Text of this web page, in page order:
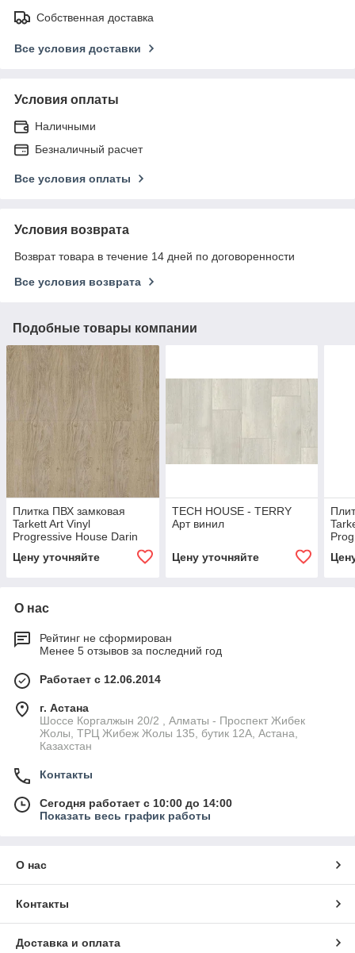
Собственная доставка
Все условия доставки
Условия оплаты
Наличными
Безналичный расчет
Все условия оплаты
Условия возврата
Возврат товара в течение 14 дней по договоренности
Все условия возврата
Подобные товары компании
Плитка ПВХ замковая
Tarkett Art Vinyl
Progressive House Darin
Цену уточняйте
TECH HOUSE - TERRY
Арт винил
Цену уточняйте
О нас
Рейтинг не сформирован
Менее 5 отзывов за последний год
Работает с 12.06.2014
г. Астана
Шоссе Коргалжын 20/2 , Алматы - Проспект Жибек
Жолы, ТРЦ Жибеж Жолы 135, бутик 12А, Астана,
Казахстан
Контакты
Сегодня работает с 10:00 до 14:00
Показать весь график работы
О нас
Контакты
Доставка и оплата